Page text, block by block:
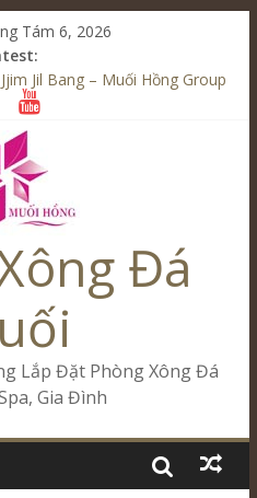
Tám 6, 2026
Jil Bang – Muối Hồng Group
Mô Hình Spa – Muối
Bang Đà Nẵng Muối Hồng
– Kinh Doanh Chuẩn Sao –
Đặt Onsen & Jjim Jil Bang –
Đá
Lắp Đặt Phòng Xông Đá
Gia Đình